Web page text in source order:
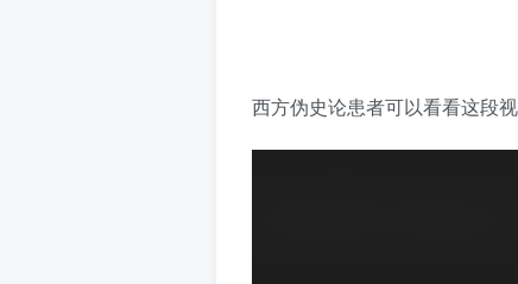
西方伪史论患者可以看看这段